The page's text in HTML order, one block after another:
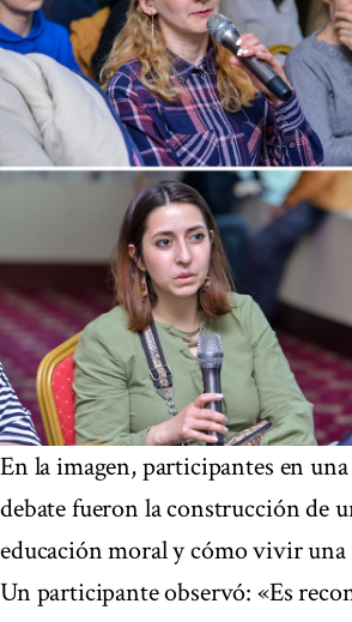
En la imagen, participantes en
debate fueron la construcción de
educación moral y cómo vivir
Un participante observó: «Es